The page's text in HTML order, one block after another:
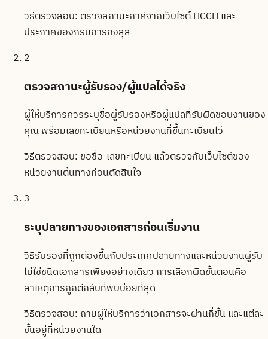
วิธีตรวจสอบ: ตรวจสถานะภาคีจากเว็บไซต์ HCCH และ
ประกาศของกรมการกงสุล
2
ตรวจสถานะผู้รับรอง/ผู้แปลได้จริง
ผู้ให้บริการควรระบุชื่อผู้รับรองหรือผู้แปลที่รับผิดชอบงานของ
คุณ พร้อมเลขทะเบียนหรือหน่วยงานที่ขึ้นทะเบียนไว้
วิธีตรวจสอบ: ขอชื่อ-เลขทะเบียน แล้วตรวจกับเว็บไซต์ของ
หน่วยงานต้นทางก่อนตัดสินใจ
3
ระบุปลายทางของเอกสารก่อนเริ่มงาน
วิธีรับรองที่ถูกต้องขึ้นกับประเทศปลายทางและหน่วยงานผู้รับ
ไม่ใช่ชนิดเอกสารเพียงอย่างเดียว การเลือกผิดขั้นตอนคือ
สาเหตุการถูกตีกลับที่พบบ่อยที่สุด
วิธีตรวจสอบ: ถามผู้ให้บริการว่าเอกสารจะผ่านกี่ขั้น และแต่ละ
ขั้นอยู่ที่หน่วยงานใด